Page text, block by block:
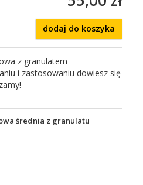
dodaj do koszyka
z granulatem
i zastosowaniu dowiesz się
średnia z granulatu